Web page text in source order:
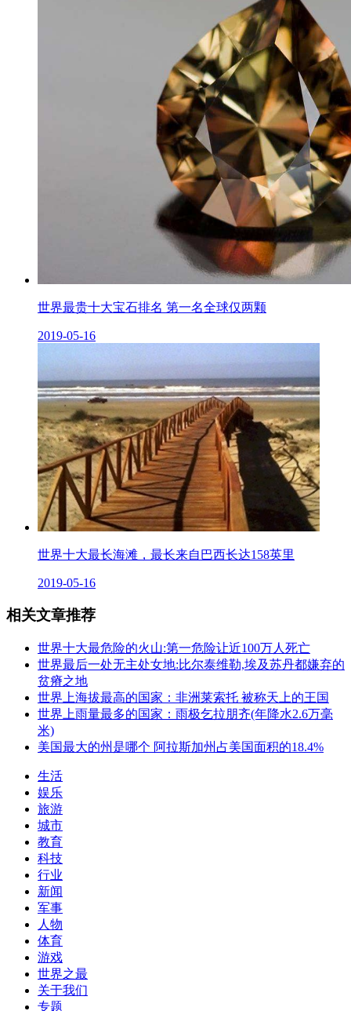
世界最贵十大宝石排名 第一名全球仅两颗
2019-05-16
世界十大最长海滩，最长来自巴西长达158英里
2019-05-16
相关文章推荐
世界十大最危险的火山:第一危险让近100万人死亡
世界最后一处无主处女地:比尔泰维勒,埃及苏丹都嫌弃的
贫瘠之地
世界上海拔最高的国家：非洲莱索托 被称天上的王国
世界上雨量最多的国家：雨极乞拉朋齐(年降水2.6万毫
米)
美国最大的州是哪个 阿拉斯加州占美国面积的18.4%
生活
娱乐
旅游
城市
教育
科技
行业
新闻
军事
人物
体育
游戏
世界之最
关于我们
专题